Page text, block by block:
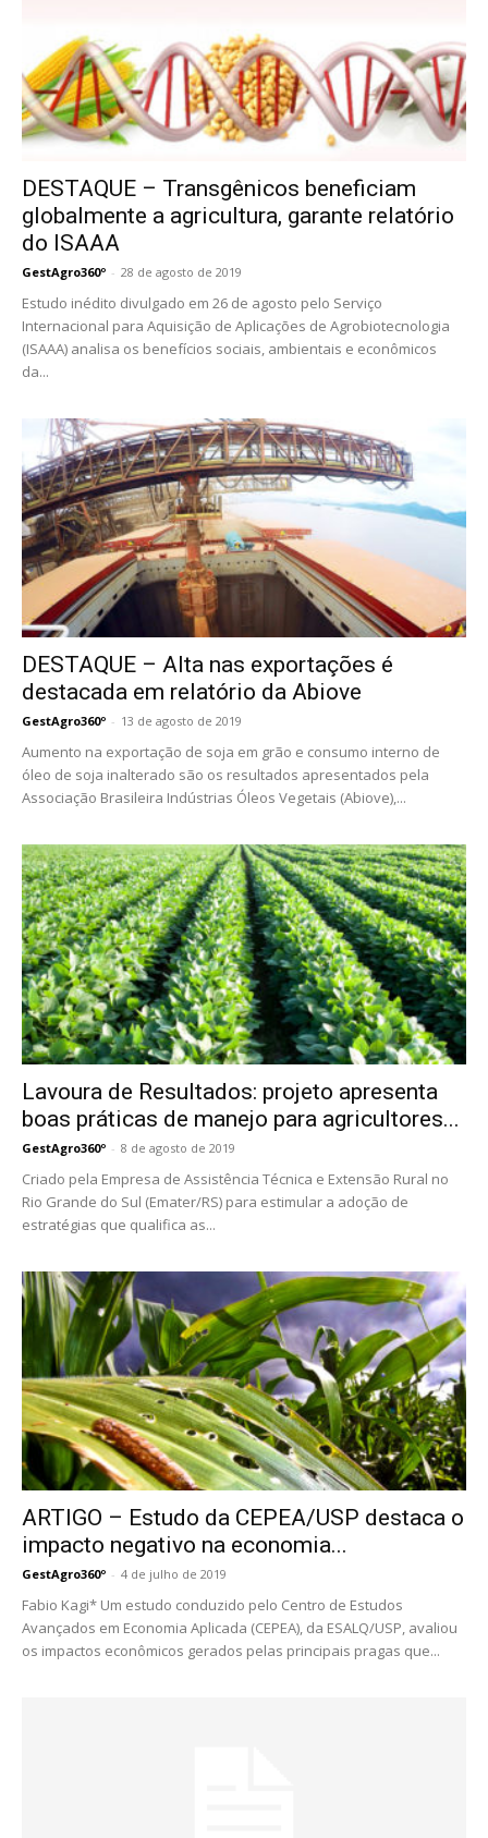
DESTAQUE – Transgênicos beneficiam
globalmente a agricultura, garante relatório
do ISAAA
GestAgro360º - 28 de agosto de 2019
Estudo inédito divulgado em 26 de agosto pelo Serviço
Internacional para Aquisição de Aplicações de Agrobiotecnologia
(ISAAA) analisa os benefícios sociais, ambientais e econômicos
da...
DESTAQUE – Alta nas exportações é
destacada em relatório da Abiove
GestAgro360º - 13 de agosto de 2019
Aumento na exportação de soja em grão e consumo interno de
óleo de soja inalterado são os resultados apresentados pela
Associação Brasileira Indústrias Óleos Vegetais (Abiove),...
Lavoura de Resultados: projeto apresenta
boas práticas de manejo para agricultores...
GestAgro360º - 8 de agosto de 2019
Criado pela Empresa de Assistência Técnica e Extensão Rural no
Rio Grande do Sul (Emater/RS) para estimular a adoção de
estratégias que qualifica as...
ARTIGO – Estudo da CEPEA/USP destaca o
impacto negativo na economia...
GestAgro360º - 4 de julho de 2019
Fabio Kagi* Um estudo conduzido pelo Centro de Estudos
Avançados em Economia Aplicada (CEPEA), da ESALQ/USP, avaliou
os impactos econômicos gerados pelas principais pragas que...